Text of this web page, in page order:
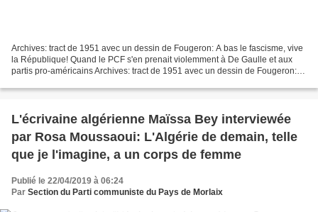
Archives: tract de 1951 avec un dessin de Fougeron: A bas le fascisme, vive
la République! Quand le PCF s'en prenait violemment à De Gaulle et aux
partis pro-américains Archives: tract de 1951 avec un dessin de Fougeron: A
L'écrivaine algérienne Maïssa Bey interviewée
par Rosa Moussaoui: L'Algérie de demain, telle
que je l'imagine, a un corps de femme
Publié le 22/04/2019 à 06:24
Par Section du Parti communiste du Pays de Morlaix